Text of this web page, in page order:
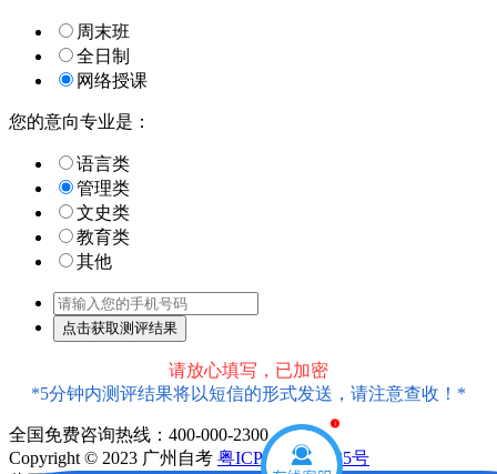
周末班
全日制
网络授课
您的意向专业是：
语言类
管理类
文史类
教育类
其他
请放心填写，已加密
*5分钟内测评结果将以短信的形式发送，请注意查收！*
全国免费咨询热线：400-000-2300
Copyright © 2023 广州自考 粤ICP备18016435号
1